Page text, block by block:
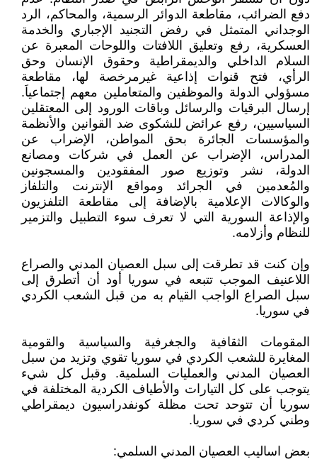
دفع الضرائب، مقاطعة الدوائر الرسمية، والمحاكم، الرد
الوجداني المتمثل في رفض التجنيد الإجباري والخدمة
العسكرية، رفع وتعليق اللافتات واللوحات المعبرة عن
السلام الداخلي والديمقراطية وحقوق الإنسان وحق
الرأي، فتح قنوات إذاعية غيرمرخصة لها، مقاطعة
مسؤولي الدولة والموظفين والمتعاملين معهم إجتماعياَ.
إرسال البرقيات والرسائل وباقات الورود إلى المعتقلين
السياسيين، رفع عرائض للشكوى ضد القوانين والأنظمة
والمؤسسات الجائرة بحق المواطن، الإضراب عن
المدراس، الإضراب عن العمل في شركات ومصانع
الدولة، نشر وتوزيع صور المفقودين والمسجونين
والمُعدمين في الجرائد ومواقع الإنترنت والتلفاز
والوكالات الإعلامية بالإضافة إلى مقاطعة التلفزيون
والإذاعة السورية التي لا تعرف سوء التطبيل والتزمير
للنظام وأزلامه.
وإن كنت قد تطرقت إلى سبل العصيان المدني والصراع
اللاعنيف الموجب تتبعه في سوريا أود أن أتطرق إلى
سبل الصراع الواجب القيام به من قبل الشعب الكردي
في سوريا.
المقومات الثقافية والجغرفية والسياسية والقومية
المغايرة للشعب الكردي في سوريا تقوي وتزيد من سبل
العصيان المدني والعمليات السلمية. وقبل كل شيء
يتوجب على كل التيارات والأطياف الكردية المختلفة في
سوريا أن تتوحد تحت مظلة كونفدراسيون ديمقراطي
وطني كردي في سوريا.
بعض اساليب العصيان المدني السلمي: